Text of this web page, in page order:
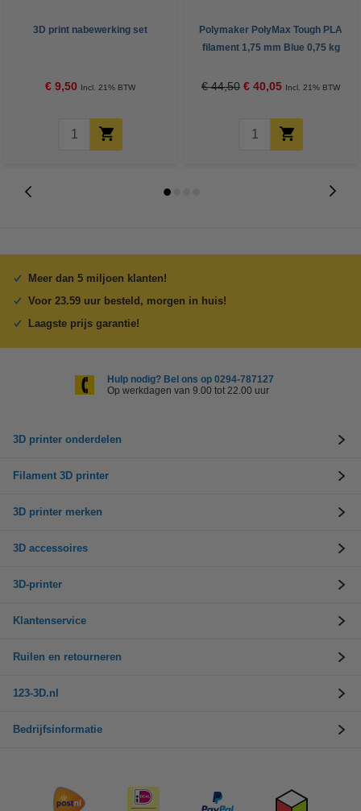
3D print nabewerking set
€ 9,50 Incl. 21% BTW
Polymaker PolyMax Tough PLA
filament 1,75 mm Blue 0,75 kg
€ 44,50 € 40,05 Incl. 21% BTW
Meer dan 5 miljoen klanten!
Voor 23.59 uur besteld, morgen in huis!
Laagste prijs garantie!
Hulp nodig? Bel ons op 0294-787127
Op werkdagen van 9.00 tot 22.00 uur
3D printer onderdelen
Filament 3D printer
3D printer merken
3D accessoires
3D-printer
Klantenservice
Ruilen en retourneren
123-3D.nl
Bedrijfsinformatie